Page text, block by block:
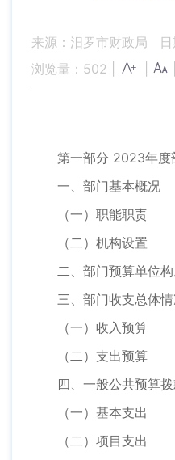
来源：汨罗市财政局
浏览量： 502
第一部分 2023年度
一、部门基本概况
（一）职能职责
（二）机构设置
二、部门预算单位构
三、部门收支总体情
（一）收入预算
（二）支出预算
四、一般公共预算拨
（一）基本支出
（二）项目支出